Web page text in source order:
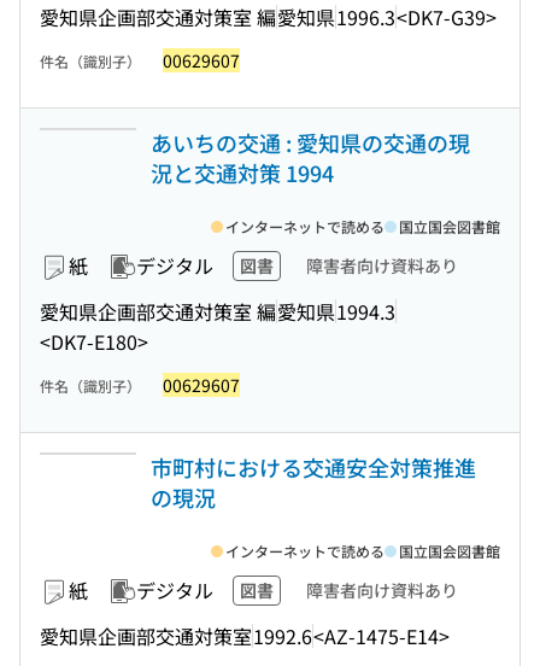
愛知県企画部交通対策室 編愛知県1996.3<DK7-G39>
件名（識別子） 00629607
あいちの交通 : 愛知県の交通の現
況と交通対策 1994
紙 デジタル 図書 障害者向け資料あり
愛知県企画部交通対策室 編愛知県1994.3
<DK7-E180>
インターネットで読める 国立国会図書館
件名（識別子） 00629607
市町村における交通安全対策推進
の現況
紙 デジタル 図書 障害者向け資料あり
愛知県企画部交通対策室1992.6<AZ-1475-E14>
インターネットで読める 国立国会図書館